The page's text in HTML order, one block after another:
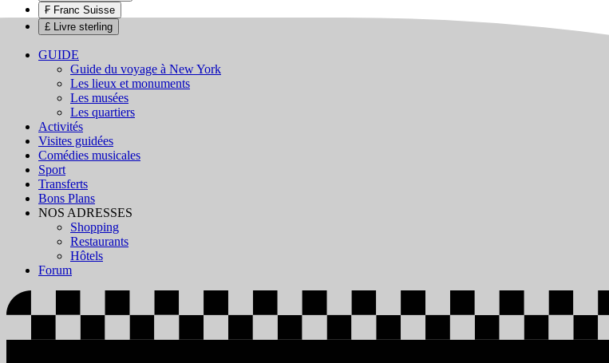
₣ Franc Suisse
£ Livre sterling
GUIDE
Guide du voyage à New York
Les lieux et monuments
Les musées
Les quartiers
Activités
Visites guidées
Comédies musicales
Sport
Transferts
Bons Plans
NOS ADRESSES
Shopping
Restaurants
Hôtels
Forum